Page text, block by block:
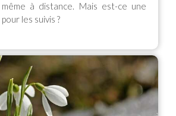
à distance. Mais est-ce une
les suivis ?